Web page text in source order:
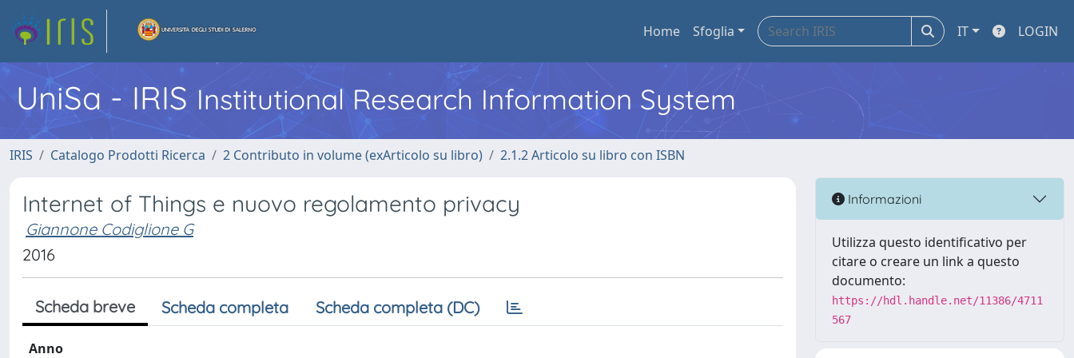
Home Sfoglia IT LOGIN
UniSa - IRIS Institutional Research Information System
IRIS Catalogo Prodotti Ricerca 2 Contributo in volume (exArticolo su libro) 2.1.2 Articolo su libro con ISBN
Internet of Things e nuovo regolamento privacy
Giannone Codiglione G
2016
Scheda breve Scheda completa Scheda completa (DC)
Anno
Informazioni
Utilizza questo identificativo per
citare o creare un link a questo
documento:
https://hdl.handle.net/11386/4711
567